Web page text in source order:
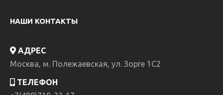
НАШИ КОНТАКТЫ
АДРЕС
Москва, м. Полежаевская, ул. Зорге 1C2
ТЕЛЕФОН